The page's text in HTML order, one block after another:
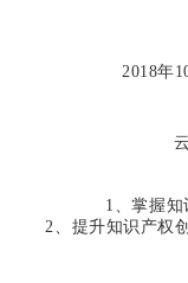
2018年
1、掌握
2、提升知识产权